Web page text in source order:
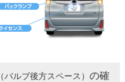
（バルブ後方スペース） の確